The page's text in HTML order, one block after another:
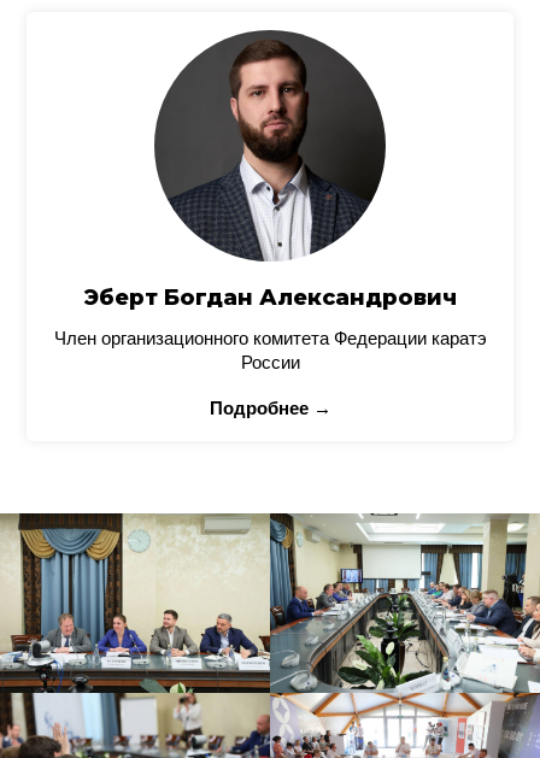
Эберт Богдан Александрович
Член организационного комитета Федерации каратэ
России
Подробнее →